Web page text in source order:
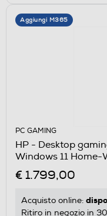
Aggiungi M365
PC GAMING
HP - Desktop
Windows 11 Home-
€ 1.799,00
Acquisto online:
Ritiro in negozio in